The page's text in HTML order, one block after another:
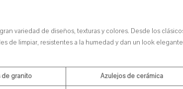
variedad de diseños, texturas y colores. Desde los
de limpiar, resistentes a la humedad y dan un look
de granito Azulejos de cerámica